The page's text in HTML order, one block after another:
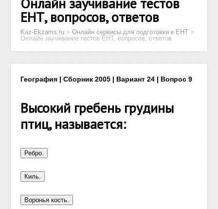
ЕНТ, вопросов, ответов
Kaz-Ekzams.ru >Онлайн сервисы для подготовки к ЕНТ >
Онлайн заучивание тестов ЕНТ, вопросов, ответов
География | Сборник 2005 | Вариант 24 | Вопрос 9
Высокий гребень грудины
птиц, называется: